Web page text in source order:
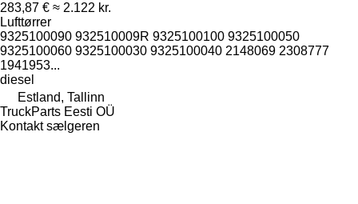
283,87 € ≈ 2.122 kr.
Lufttørrer
9325100090 932510009R 9325100100 9325100050
9325100060 9325100030 9325100040 2148069 2308777
1941953...
diesel
Estland, Tallinn
TruckParts Eesti OÜ
Kontakt sælgeren